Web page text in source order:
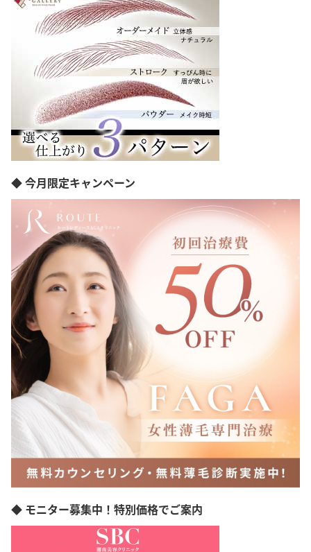
◆ 今月限定キャンペーン
◆ モニター募集中！特別価格でご案内